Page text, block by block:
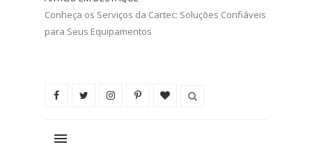
Conheça os Serviços da Cartec: Soluções Confiáveis
para Seus Equipamentos